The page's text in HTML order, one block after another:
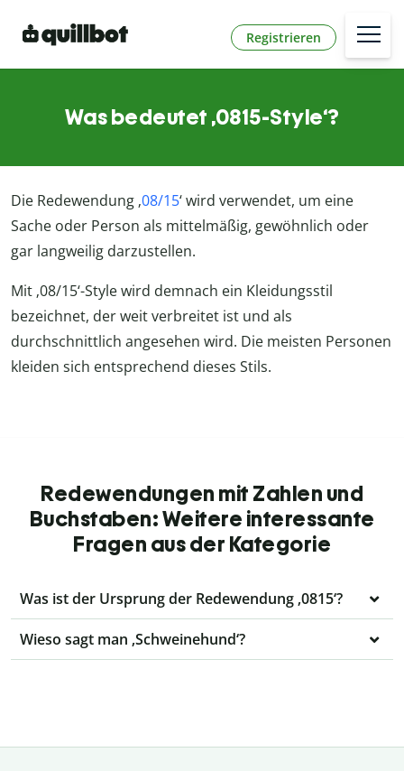
Registrieren
Was bedeutet ‚0815-Style‘?
Die Redewendung ‚08/15‘ wird verwendet, um eine
Sache oder Person als mittelmäßig, gewöhnlich oder
gar langweilig darzustellen.
Mit ‚08/15‘-Style wird demnach ein Kleidungsstil
bezeichnet, der weit verbreitet ist und als
durchschnittlich angesehen wird. Die meisten Personen
kleiden sich entsprechend dieses Stils.
Redewendungen mit Zahlen und
Buchstaben: Weitere interessante
Fragen aus der Kategorie
Was ist der Ursprung der Redewendung ‚0815‘?
Wieso sagt man ‚Schweinehund‘?